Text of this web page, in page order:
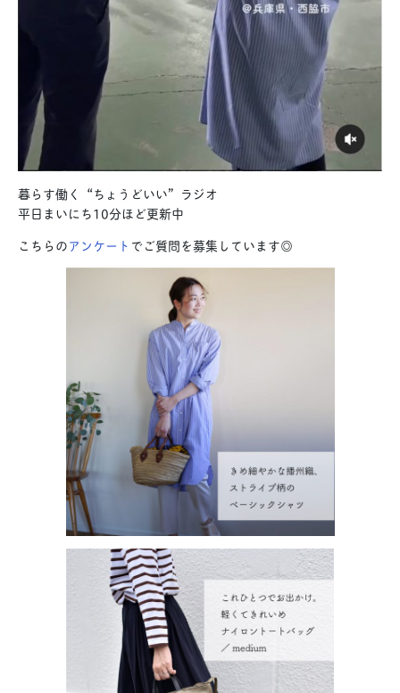
暮らす働く“ちょうどいい”ラジオ
平日まいにち10分ほど更新中
こちらのアンケート でご質問を募集しています◎